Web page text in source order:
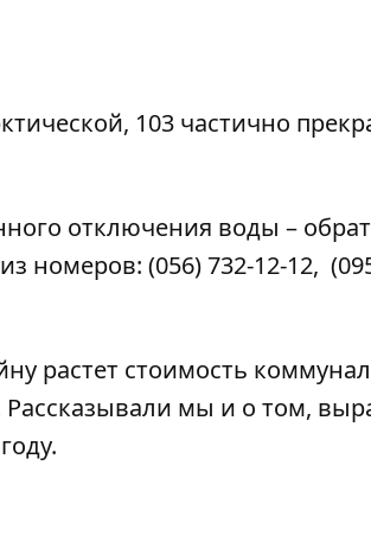
, 103 частично
отключения воды –
номеров: (056) 732-12-12,
растет стоимость
Рассказывали мы и о том,